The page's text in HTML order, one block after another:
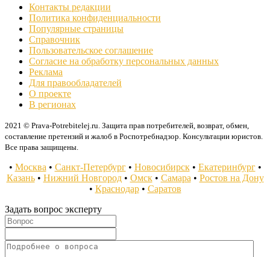
Контакты редакции
Политика конфиденциальности
Популярные страницы
Справочник
Пользовательское соглашение
Согласие на обработку персональных данных
Реклама
Для правообладателей
О проекте
В регионах
2021 © Prava-Potrebitelej.ru. Защита прав потребителей, возврат, обмен,
составление претензий и жалоб в Роспотребнадзор. Консультации юристов.
Все права защищены.
• Москва • Санкт-Петербург• Новосибирск• Екатеринбург•
Казань• Нижний Новгород• Омск• Самара • Ростов на Дону
• Краснодар• Саратов
Задать вопрос эксперту